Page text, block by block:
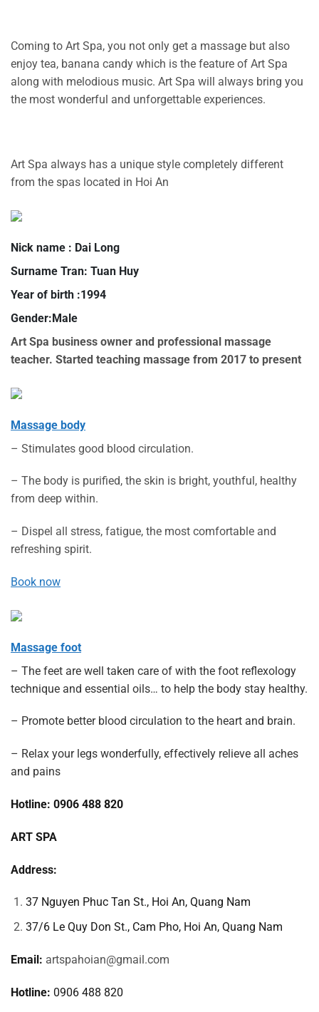
Coming to Art Spa, you not only get a massage but also
enjoy tea, banana candy which is the feature of Art Spa
along with melodious music. Art Spa will always bring you
the most wonderful and unforgettable experiences.
Art Spa always has a unique style completely different
from the spas located in Hoi An
Nick name : Dai Long
Surname Tran: Tuan Huy
Year of birth :1994
Gender:Male
Art Spa business owner and professional massage
teacher. Started teaching massage from 2017 to present
Massage body
– Stimulates good blood circulation.
– The body is purified, the skin is bright, youthful, healthy
from deep within.
– Dispel all stress, fatigue, the most comfortable and
refreshing spirit.
Book now
Massage foot
– The feet are well taken care of with the foot reflexology
technique and essential oils… to help the body stay healthy.
– Promote better blood circulation to the heart and brain.
– Relax your legs wonderfully, effectively relieve all aches
and pains
Hotline: 0906 488 820
ART SPA
Address:
37 Nguyen Phuc Tan St., Hoi An, Quang Nam
37/6 Le Quy Don St., Cam Pho, Hoi An, Quang Nam
Email: artspahoian@gmail.com
Hotline: 0906 488 820